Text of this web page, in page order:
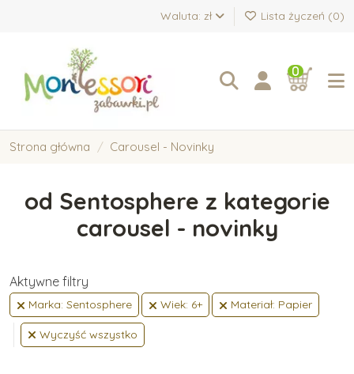
Waluta: zł Lista życzeń (0)
0
Strona główna Carousel - Novinky
od Sentosphere z kategorie
carousel - novinky
Aktywne filtry
Marka: Sentosphere Wiek: 6+ Materiał: Papier
Wyczyść wszystko